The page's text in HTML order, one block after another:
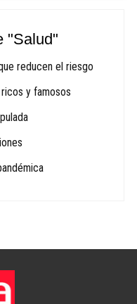
"Salud"
reducen el riesgo
y famosos